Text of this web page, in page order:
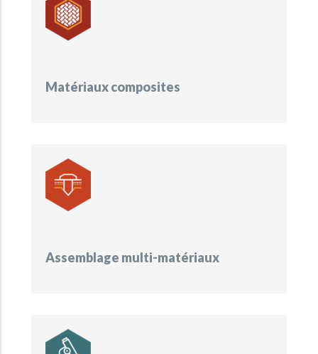
Matériaux composites
Assemblage multi-matériaux